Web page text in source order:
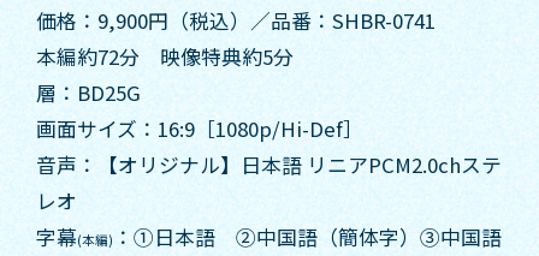
価格：9,900円（税込）／品番：SHBR-0741
本編約72分 映像特典約5分
層：BD25G
画面サイズ：16:9［1080p/Hi-Def］
音声：【オリジナル】日本語 リニアPCM2.0chステ
レオ
字幕(本編)：①日本語 ②中国語（簡体字）③中国語